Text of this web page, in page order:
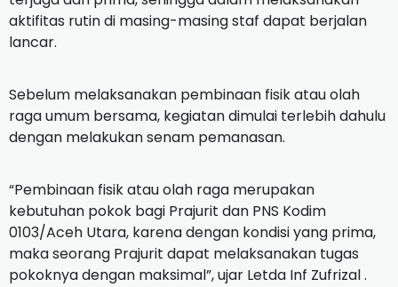
aktifitas rutin di masing-masing staf dapat berjalan
lancar.
Sebelum melaksanakan pembinaan fisik atau olah
raga umum bersama, kegiatan dimulai terlebih dahulu
dengan melakukan senam pemanasan.
“Pembinaan fisik atau olah raga merupakan
kebutuhan pokok bagi Prajurit dan PNS Kodim
0103/Aceh Utara, karena dengan kondisi yang prima,
maka seorang Prajurit dapat melaksanakan tugas
pokoknya dengan maksimal”, ujar Letda Inf Zufrizal .